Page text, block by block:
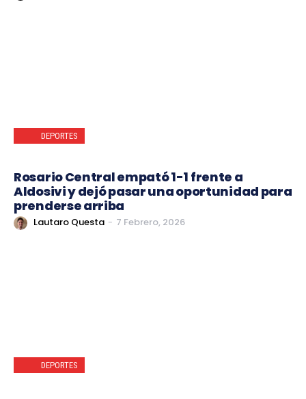
DEPORTES
Rosario Central empató 1-1 frente a
Aldosivi y dejó pasar una oportunidad para
prenderse arriba
Lautaro Questa - 7 Febrero, 2026
DEPORTES